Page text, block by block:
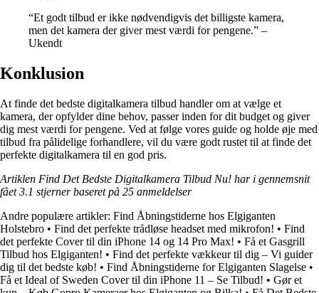
“Et godt tilbud er ikke nødvendigvis det billigste kamera,
men det kamera der giver mest værdi for pengene.” –
Ukendt
Konklusion
At finde det bedste digitalkamera tilbud handler om at vælge et
kamera, der opfylder dine behov, passer inden for dit budget og giver
dig mest værdi for pengene. Ved at følge vores guide og holde øje med
tilbud fra pålidelige forhandlere, vil du være godt rustet til at finde det
perfekte digitalkamera til en god pris.
Artiklen Find Det Bedste Digitalkamera Tilbud Nu! har i gennemsnit
fået3.1 stjerner baseret på 25 anmeldelser
Andre populære artikler: Find Åbningstiderne hos Elgiganten
Holstebro • Find det perfekte trådløse headset med mikrofon! • Find
det perfekte Cover til din iPhone 14 og 14 Pro Max! • Få et Gasgrill
Tilbud hos Elgiganten! • Find det perfekte vækkeur til dig – Vi guider
dig til det bedste køb! • Find Åbningstiderne for Elgiganten Slagelse •
Få et Ideal of Sweden Cover til din iPhone 11 – Se Tilbud! • Gør et